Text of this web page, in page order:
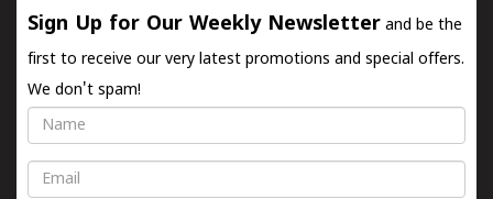
Sign Up for Our Weekly Newsletter and be the
first to receive our very latest promotions and special offers.
We don't spam!
Name
Email